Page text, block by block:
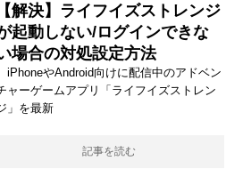
【解決】ライフイズストレンジ
起動しない/ログインできな
場合の対処設定方法
iPhoneやAndroid向けに配信中のアドベン
ャーゲームアプリ「ライフイズストレン
」を最新
記事を読む